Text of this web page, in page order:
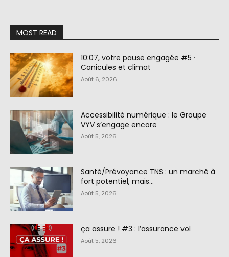
MOST READ
10:07, votre pause engagée #5 ·
Canicules et climat
Août 6, 2026
Accessibilité numérique : le Groupe
VYV s’engage encore
Août 5, 2026
Santé/Prévoyance TNS : un marché à
fort potentiel, mais…
Août 5, 2026
ça assure ! #3 : l’assurance vol
Août 5, 2026